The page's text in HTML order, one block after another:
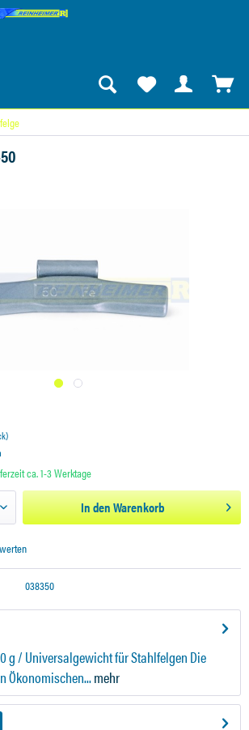
ca. 1-3 Werktage
In denWarenkorb
038350
g / Universalgewicht für Stahlfelgen Die
Ökonomischen...mehr